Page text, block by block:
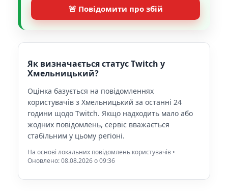
🚨 Повідомити про збій
Як визначається статус Twitch у
Хмельницький?
Оцінка базується на повідомленнях
користувачів з Хмельницький за останні 24
години щодо Twitch. Якщо надходить мало або
жодних повідомлень, сервіс вважається
стабільним у цьому регіоні.
На основі локальних повідомлень користувачів •
Оновлено: 08.08.2026 o 09:36